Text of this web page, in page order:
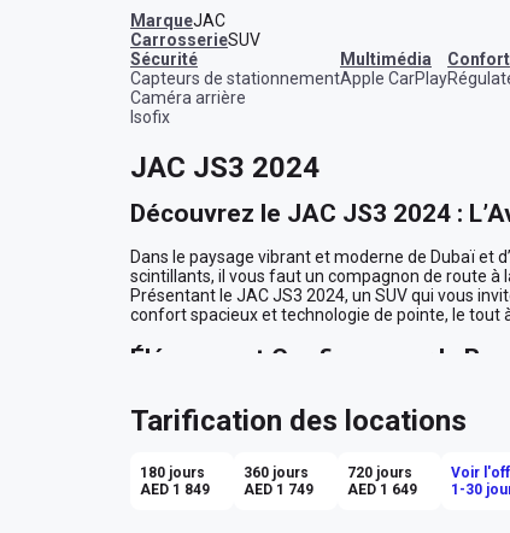
MarqueJAC
CarrosserieSUV
sécurité
Capteurs de stationnement
Caméra arrière
Isofix
multimédia
Apple CarPlay
confort
JAC JS3 2024
Découvrez le JAC JS3 2024 :
Dans le paysage vibrant et moderne de Dubaï et
scintillants, il vous faut un compagnon de route à
Présentant le JAC JS3 2024, un SUV qui vous
confort spacieux et technologie de pointe, le tout
Élégance et Confiance sur la
corniche d’Abu Dhabi au coucher du soleil ou
famille ou entre amis, prêt à accueillir vos
Tarification des locations
180 jours
AED 1 849
360 jours
AED 1 749
720 jours
AED 1 649
Voir
1-30